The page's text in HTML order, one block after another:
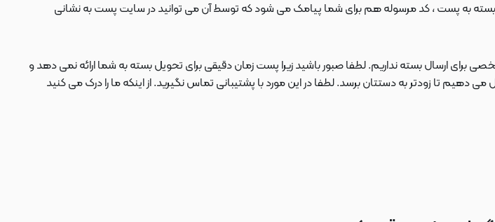
برای ارسال بسته نداریم. لطفا صبور باشید زیرا پست زمان دقیقی برای تحویل بسته به شما ارائه نمی دهد و
تا زودتر به دستتان برسد. لطفا در این مورد با پشتیبانی تماس نگیرید. از اینکه ما را درک می کنید